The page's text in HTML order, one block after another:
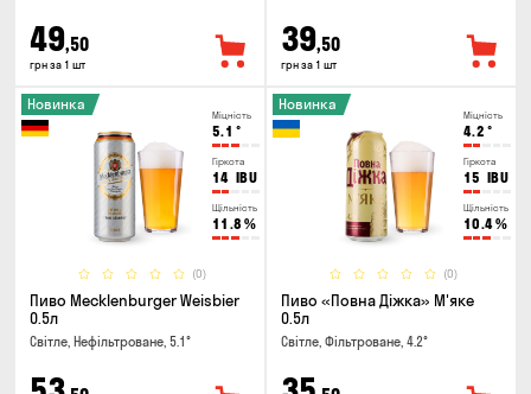
49,50
грн за 1 шт
39,50
грн за 1 шт
Міцність
5.1 °
Гіркота
14 IBU
Щільність
11.8 %
(0)
Новинка
Пиво Mecklenburger Weisbier
0.5л
Світле, Нефільтроване, 5.1°
Міцність
4.2 °
Гіркота
15 IBU
Щільність
10.4%
(0)
Новинка
Пиво «Повна Діжка» М'яке
0.5л
Світле, Фільтроване, 4.2°